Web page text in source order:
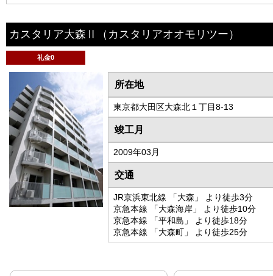
カスタリア大森Ⅱ （カスタリアオオモリツー）
礼金0
所在地
東京都大田区大森北１丁目8-13
竣工月
2009年03月
交通
JR京浜東北線 「大森」 より徒歩3分
京急本線 「大森海岸」 より徒歩10分
京急本線 「平和島」 より徒歩18分
京急本線 「大森町」 より徒歩25分